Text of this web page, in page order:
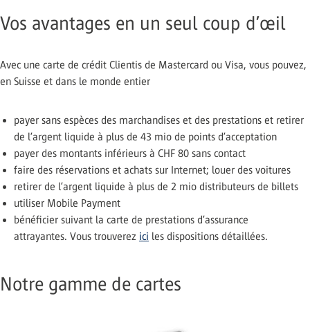
Vos avantages en un seul coup d’œil
Avec une carte de crédit Clientis de Mastercard ou Visa, vous pouvez,
en Suisse et dans le monde entier
payer sans espèces des marchandises et des prestations et retirer
de l’argent liquide à plus de 43 mio de points d’acceptation
payer des montants inférieurs à CHF 80 sans contact
faire des réservations et achats sur Internet; louer des voitures
retirer de l’argent liquide à plus de 2 mio distributeurs de billets
utiliser Mobile Payment
bénéficier suivant la carte de prestations d’assurance
attrayantes. Vous trouverez ici les dispositions détaillées.
Notre gamme de cartes